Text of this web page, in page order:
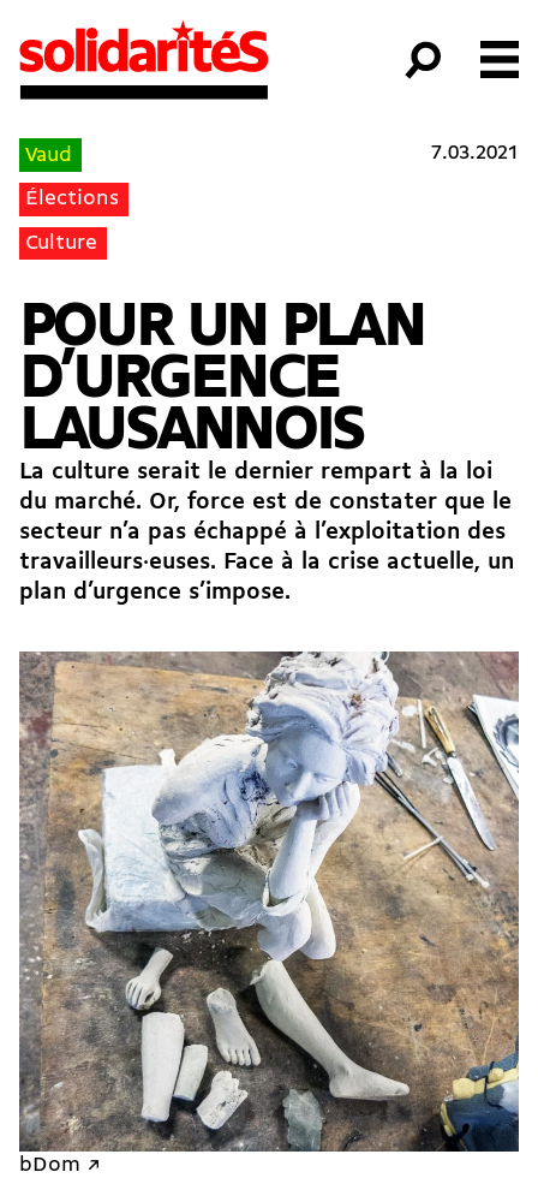
Vaud
Élections
Culture
7.03.2021
POUR UN PLAN
D’URGENCE
LAUSANNOIS
La culture serait le dernier rempart à la loi
du marché. Or, force est de constater que le
secteur n’a pas échappé à l’exploitation des
travailleurs·euses. Face à la crise actuelle, un
plan d’urgence s’impose.
bDom ↗